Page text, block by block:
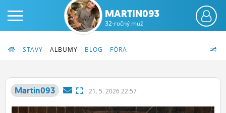
PRIHLÁS SA
MARTIN093
32-ročný muž
STAVY ALBUMY BLOG FÓRA
Martin093 21. 5. 2026 22:57